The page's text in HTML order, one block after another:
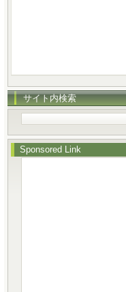
サイト内検索
Sponsored Link